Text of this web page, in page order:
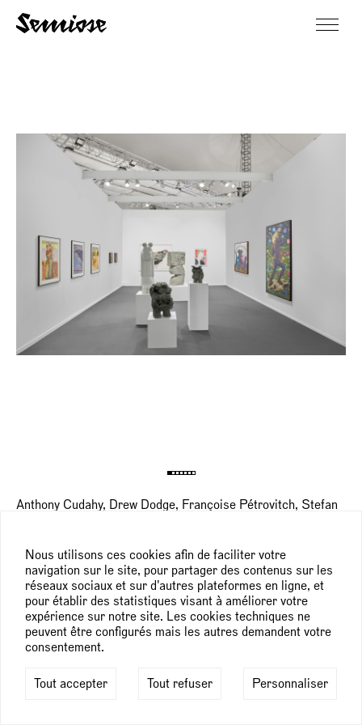
Nous utilisons ces cookies afin de faciliter votre
navigation sur le site, pour partager des contenus sur les
réseaux sociaux et sur d'autres plateformes en ligne, et
pour établir des statistiques visant à améliorer votre
expérience sur notre site. Les cookies techniques ne
peuvent être configurés mais les autres demandent votre
consentement.
Tout accepter Tout refuser Personnaliser
Anthony Cudahy, Drew Dodge, Françoise Pétrovitch, Stefan
13 — 16 février 2025
Pour découvrir et se renseigner à propos des œuvres, visitez
notreOnline Viewing Room